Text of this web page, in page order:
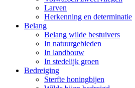
Larven
Herkenning en determinatie
Belang
Belang wilde bestuivers
In natuurgebieden
In landbouw
In stedelijk groen
Bedreiging
Sterfte honingbijen